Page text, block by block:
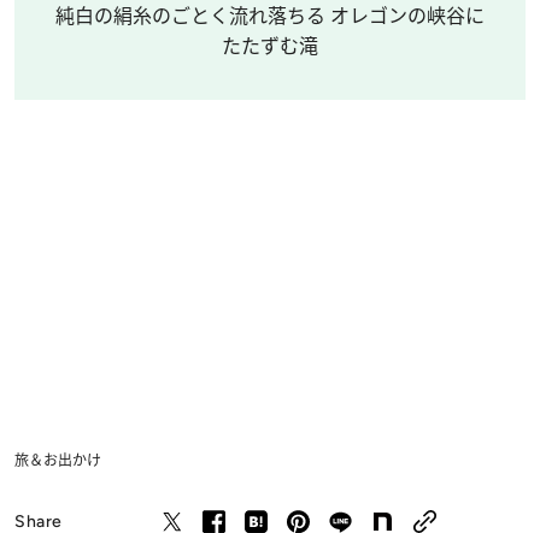
純白の絹糸のごとく流れ落ちる オレゴンの峡谷に
たたずむ滝
旅＆お出かけ
Share